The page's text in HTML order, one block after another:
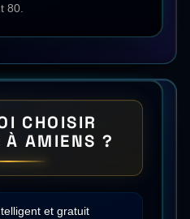
80.
CHOISIR
À AMIENS ?
et gratuit